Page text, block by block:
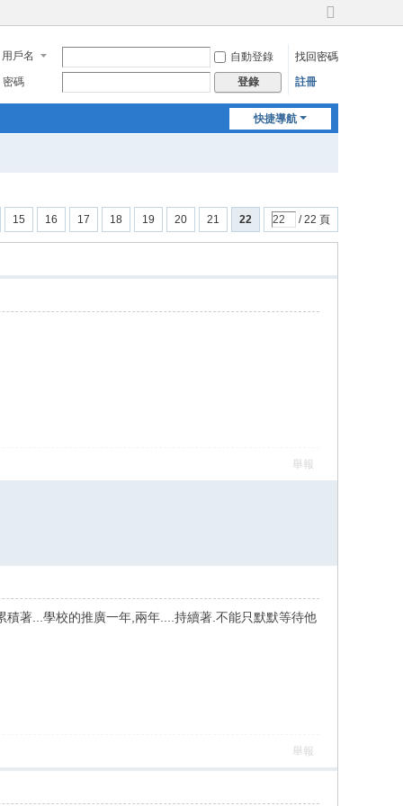
切
到
用戶名 自動登錄
找回密碼
密碼
登錄 註冊
快捷導航
15 16 17 18 19 20 21 22 / 22 頁
舉報
著...學校的推廣一年,兩年....持續著.不能只默默等待他
舉報